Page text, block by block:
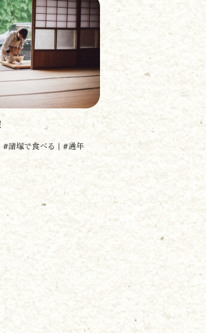
#諸塚で食べる #通年